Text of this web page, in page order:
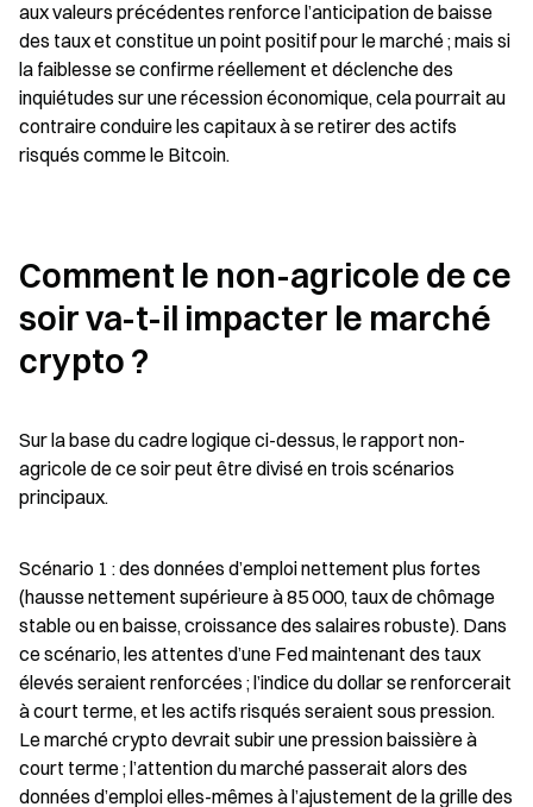
aux valeurs précédentes renforce l’anticipation de baisse
des taux et constitue un point positif pour le marché ; mais si
la faiblesse se confirme réellement et déclenche des
inquiétudes sur une récession économique, cela pourrait au
contraire conduire les capitaux à se retirer des actifs
risqués comme le Bitcoin.
Comment le non-agricole de ce
soir va-t-il impacter le marché
crypto ?
Sur la base du cadre logique ci-dessus, le rapport non-
agricole de ce soir peut être divisé en trois scénarios
principaux.
Scénario 1 : des données d’emploi nettement plus fortes
(hausse nettement supérieure à 85 000, taux de chômage
stable ou en baisse, croissance des salaires robuste). Dans
ce scénario, les attentes d’une Fed maintenant des taux
élevés seraient renforcées ; l’indice du dollar se renforcerait
à court terme, et les actifs risqués seraient sous pression.
Le marché crypto devrait subir une pression baissière à
court terme ; l’attention du marché passerait alors des
données d’emploi elles-mêmes à l’ajustement de la grille des